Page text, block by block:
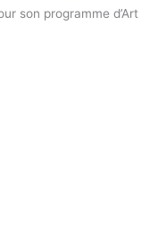
son programme d’Art